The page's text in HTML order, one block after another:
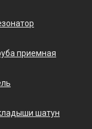
приемная
шатун